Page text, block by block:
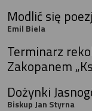
Modlić się
Emil Biela
Terminarz
Zakopanem
Dożynki
Biskup Jan Styrna